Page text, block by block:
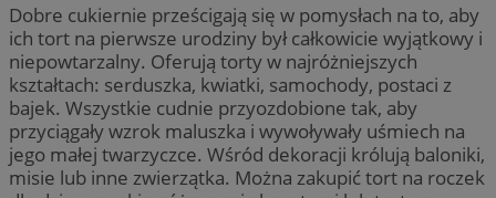
Dobre cukiernie prześcigają się w pomysłach na to, aby
ich tort na pierwsze urodziny był całkowicie wyjątkowy i
niepowtarzalny. Oferują torty w najróżniejszych
kształtach: serduszka, kwiatki, samochody, postaci z
bajek. Wszystkie cudnie przyozdobione tak, aby
przyciągały wzrok maluszka i wywoływały uśmiech na
jego małej twarzyczce. Wśród dekoracji królują baloniki,
misie lub inne zwierzątka. Można zakupić tort na roczek